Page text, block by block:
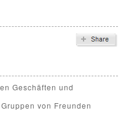
Geschäften und
von Freunden